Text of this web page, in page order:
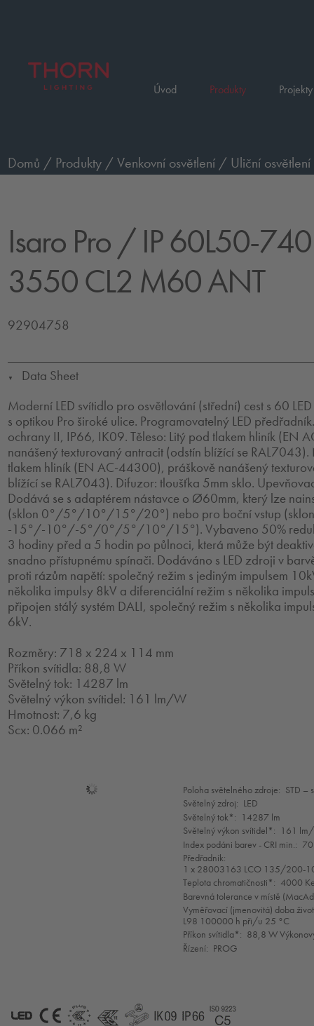
Úvod Produkty
Domů / Produkty /Venkovní osvětlení / Uliční osvětlení
Isaro Pro / IP 60L50-
3550 CL2 M60 ANT
92904758
▼
Data Sheet
Moderní LED svítidlo pro osvětlování (střední) cest s 60
s optikou Pro široké ulice. Programovatelný LED
ochrany II, IP66, IK09. Těleso: Litý pod tlakem hliník (EN
nanášený texturovaný antracit (odstín blížící se RAL7043).
tlakem hliník (EN AC-44300), práškově nanášený
blížící se RAL7043). Difuzor: tloušťka 5mm sklo.
Dodává se s adaptérem nástavce o Ø60mm, který lze
(sklon 0°/5°/10°/15°/20°) nebo pro boční vstup
-15°/-10°/-5°/0°/5°/10°/15°). Vybaveno 50%
3 hodiny před a 5 hodin po půlnoci, která může být
snadno přístupnému spínači. Dodáváno s LED zdroji v
proti rázům napětí: společný režim s jediným impulsem
několika impulsy 8kV a diferenciální režim s několika
připojen stálý systém DALI, společný režim s několika
6kV.
Rozměry: 718 x 224 x 114 mm
Příkon svítidla: 88,8 W
Světelný tok: 14287 lm
Světelný výkon svítidel: 161 lm/W
Hmotnost: 7,6 kg
Scx: 0.066 m²
Mode
selection
Poloha světelného zdroje: STD –
Světelný zdroj: LED
Světelný tok*: 14287 lm
Světelný výkon svítidel*: 161
Index podáni barev - CRI min.: 70
Předřadník:
1 x 28003163 LCO 135/200-
Teplota chromatičnosti*: 4000
Barevná tolerance v místě
Vyměřovací (jmenovitá) doba
L98 100000 h při/u 25 °C
Příkon svítidla*: 88,8 W
Řízení: PROG